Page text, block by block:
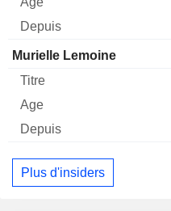
Murielle Lemoine
Plus d'insiders